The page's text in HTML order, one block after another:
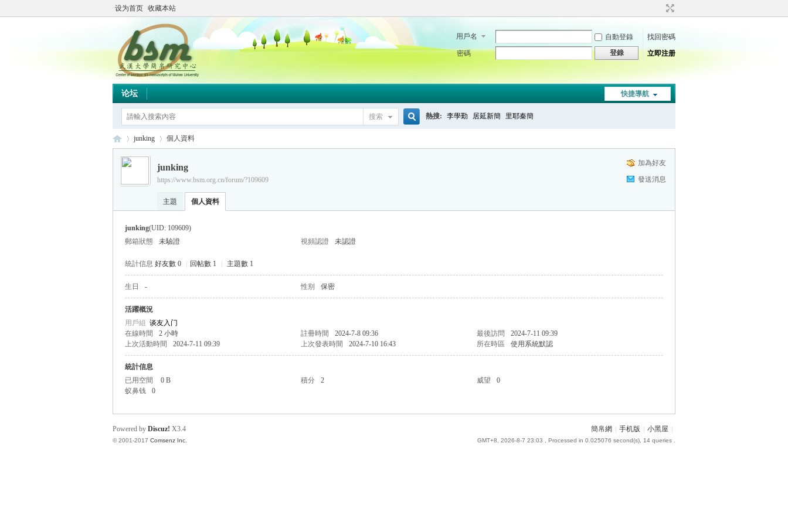
设为首页 收藏本站
用戶名 自動登錄
找回密碼
密碼
登錄 立即注册
快捷導航
论坛
搜索 熱搜: 李學勤 居延新簡 里耶秦簡
›
junking 個人資料
加為好友
發送消息
junking
https://www.bsm.org.cn/forum/?109609
主題 個人資料
junking(UID: 109609)
郵箱狀態
未驗證 視頻認證 未認證
統計信息 好友數 0 回帖數 1 主題數 1
生日 - 性别 保密
活躍概況
用戶組 谈友入门
在線時間
2 小時 註冊時間 2024-7-8 09:36 最後訪問
2024-7-11 09:39
上次活動時間
2024-7-11 09:39 上次發表時間 2024-7-10 16:43 所在時區 使用系統默認
統計信息
已用空間
0 B 積分 2 威望
0
蚁鼻钱
0
簡帛網 手机版 小黑屋
GMT+8, 2026-8-7 23:03 , Processed in 0.025076 second(s), 14 queries .
Powered by Discuz! X3.4
© 2001-2017 Comsenz Inc.